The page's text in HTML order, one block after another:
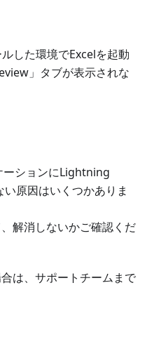
した環境でExcelを起動
」タブが表示されな
ーションにLightning
原因はいくつかありま
解消しないかご確認くだ
は、サポートチームまで